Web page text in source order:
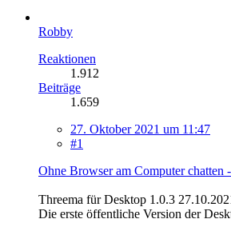
Robby
Reaktionen
1.912
Beiträge
1.659
27. Oktober 2021 um 11:47
#1
Ohne Browser am Computer chatten
Threema für Desktop 1.0.3
Die erste öffentliche Version der